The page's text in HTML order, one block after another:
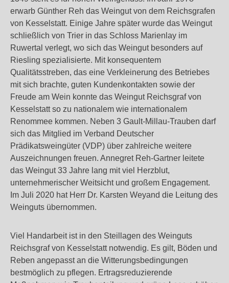
erwarb Günther Reh das Weingut von dem Reichsgrafen
von Kesselstatt. Einige Jahre später wurde das Weingut
schließlich von Trier in das Schloss Marienlay im
Ruwertal verlegt, wo sich das Weingut besonders auf
Riesling spezialisierte. Mit konsequentem
Qualitätsstreben, das eine Verkleinerung des Betriebes
mit sich brachte, guten Kundenkontakten sowie der
Freude am Wein konnte das Weingut Reichsgraf von
Kesselstatt so zu nationalem wie internationalem
Renommee kommen. Neben 3 Gault-Millau-Trauben darf
sich das Mitglied im Verband Deutscher
Prädikatsweingüter (VDP) über zahlreiche weitere
Auszeichnungen freuen. Annegret Reh-Gartner leitete
das Weingut 33 Jahre lang mit viel Herzblut,
unternehmerischer Weitsicht und großem Engagement.
Im Juli 2020 hat Herr Dr. Karsten Weyand die Leitung des
Weinguts übernommen.
Viel Handarbeit ist in den Steillagen des Weinguts
Reichsgraf von Kesselstatt notwendig. Es gilt, Böden und
Reben angepasst an die Witterungsbedingungen
bestmöglich zu pflegen. Ertragsreduzierende